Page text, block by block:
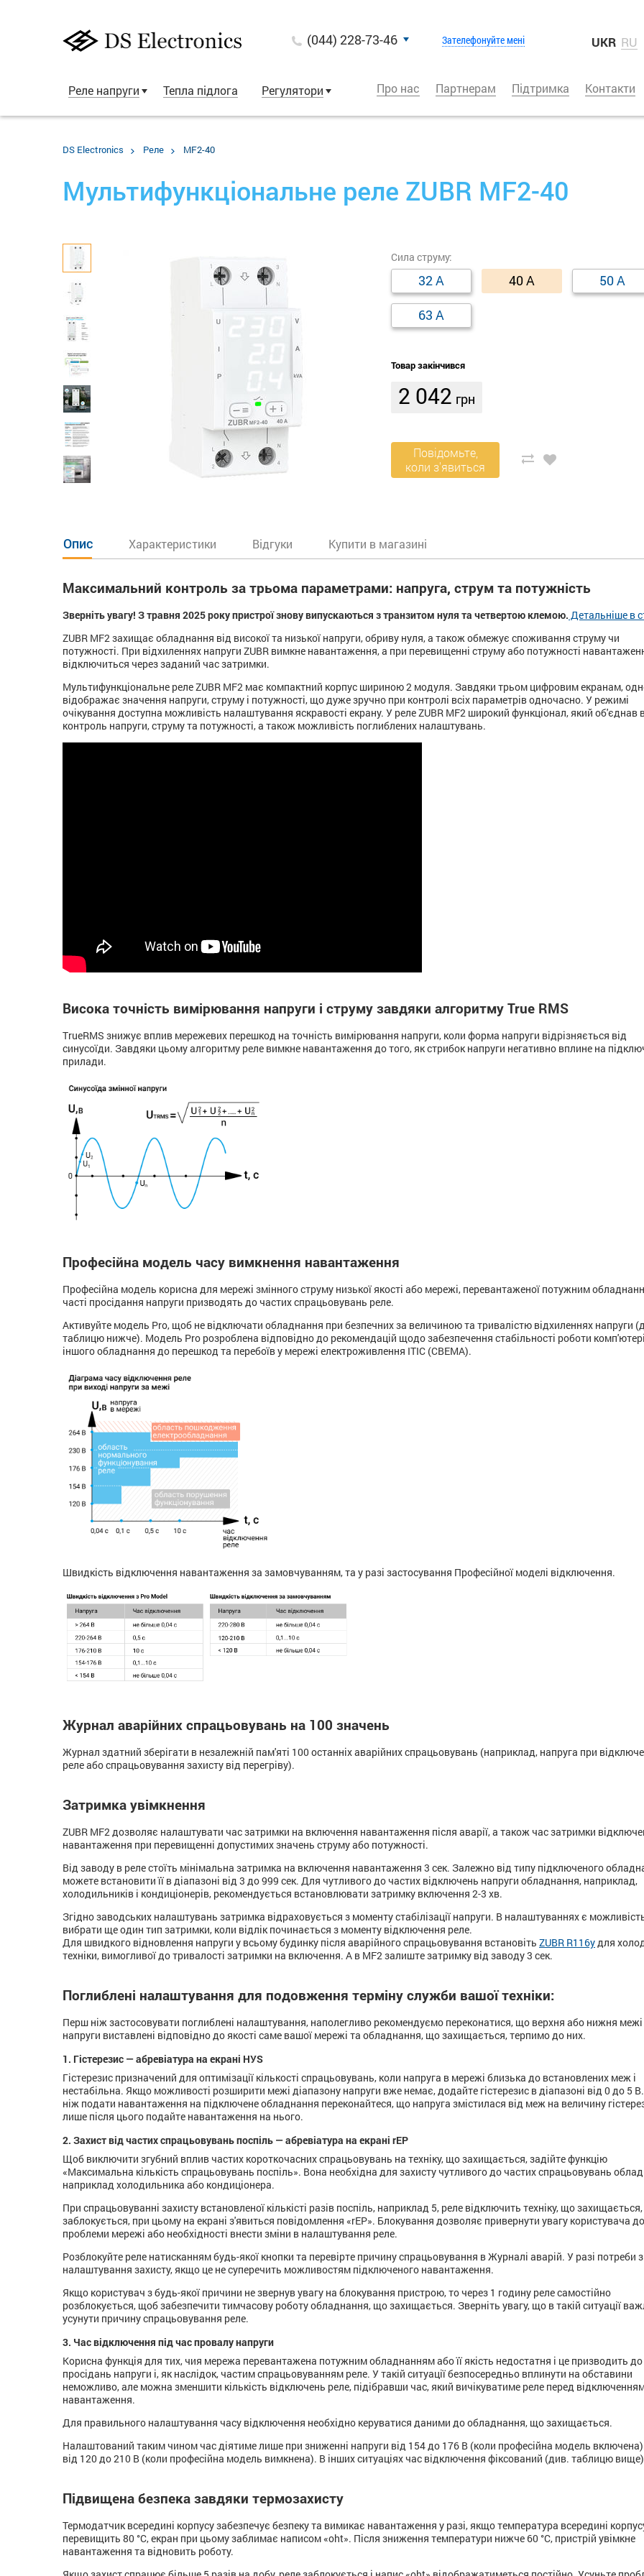
(044) 228-73-46 Зателефонуйте мені UKR RU
Реле напруги Тепла підлога Регулятори Про нас Партнерам Підтримка Контакти
DS Electronics Реле MF2-40
Мультифункціональне реле ZUBR MF2-40
Сила струму:
32 А 40 А
50 А
63 А
Товар закінчився
2 042 грн
Повідомьте,
коли з'явиться
Опис Характеристики Відгуки Купити в магазині
Максимальний контроль за трьома параметрами: напруга, струм та потужність
Зверніть увагу! З травня 2025 року пристрої знову випускаються з транзитом нуля та четвертою клемою. Детальніше в
ZUBR MF2 захищає обладнання від високої та низької напруги, обриву нуля, а також обмежує споживання струму чи
потужності. При відхиленнях напруги ZUBR вимкне навантаження, а при перевищенні струму або потужності
відключиться через заданий час затримки.
Мультифункціональне реле ZUBR MF2 має компактний корпус шириною 2 модуля. Завдяки трьом цифровим екранам,
відображає значення напруги, струму і потужності, що дуже зручно при контролі всіх параметрів одночасно. У режимі
очікування доступна можливість налаштування яскравості екрану. У реле ZUBR MF2 широкий функціонал, який об'єднав
контроль напруги, струму та потужності, а також можливість поглиблених налаштувань.
Висока точність вимірювання напруги і струму завдяки алгоритму True RMS
TrueRMS знижує вплив мережевих перешкод на точність вимірювання напруги, коли форма напруги відрізняється від
синусоїди. Завдяки цьому алгоритму реле вимкне навантаження до того, як стрибок напруги негативно вплине на
прилади.
Професійна модель часу вимкнення навантаження
Професійна модель корисна для мережі змінного струму низької якості або мережі, перевантаженої потужним
часті просідання напруги призводять до частих спрацьовувань реле.
Активуйте модель Pro, щоб не відключати обладнання при безпечних за величиною та тривалістю відхиленнях напруги
таблицю нижче). Модель Pro розроблена відповідно до рекомендацій щодо забезпечення стабільності роботи
іншого обладнання до перешкод та перебоїв у мережі електроживлення ITIC (CBEMA).
Швидкість відключення навантаження за замовчуванням, та у разі застосування Професійної моделі відключення.
Журнал аварійних спрацьовувань на 100 значень
Журнал здатний зберігати в незалежній пам'яті 100 останніх аварійних спрацьовувань (наприклад, напруга при
реле або спрацьовування захисту від перегріву).
Затримка увімкнення
ZUBR MF2 дозволяє налаштувати час затримки на включення навантаження після аварії, а також час затримки
навантаження при перевищенні допустимих значень струму або потужності.
Від заводу в реле стоїть мінімальна затримка на включення навантаження 3 сек. Залежно від типу підключеного
можете встановити її в діапазоні від 3 до 999 сек. Для чутливого до частих відключень напруги обладнання, наприклад,
холодильників і кондиціонерів, рекомендується встановлювати затримку включення 2-3 хв.
Згідно заводських налаштувань затримка відраховується з моменту стабілізації напруги. В налаштуваннях є
вибрати ще один тип затримки, коли відлік починається з моменту відключення реле.
Для швидкого відновлення напруги у всьому будинку після аварійного спрацьовування встановіть ZUBR R116yдля
техніки, вимогливої до тривалості затримки на включення. А в MF2 залиште затримку від заводу 3 сек.
Поглиблені налаштування для подовження терміну служби вашої техніки:
Перш ніж застосовувати поглиблені налаштування, наполегливо рекомендуємо переконатися, що верхня або нижня межі
напруги виставлені відповідно до якості саме вашої мережі та обладнання, що захищається, терпимо до них.
1. Гістерезис — абревіатура на екрані HУS
Гістерезис призначений для оптимізації кількості спрацьовувань, коли напруга в мережі близька до встановлених меж і
нестабільна. Якщо можливості розширити межі діапазону напруги вже немає, додайте гістерезис в діапазоні від 0 до 5
ніж подати навантаження на підключене обладнання переконайтеся, що напруга змістилася від меж на величину
лише після цього подайте навантаження на нього.
2. Захист від частих спрацьовувань поспіль — абревіатура на екрані rEP
Щоб виключити згубний вплив частих короткочасних спрацьовувань на техніку, що захищається, задійте функцію
«Максимальна кількість спрацьовувань поспіль». Вона необхідна для захисту чутливого до частих спрацьовувань
наприклад холодильника або кондиціонера.
При спрацьовуванні захисту встановленої кількісті разів поспіль, наприклад 5, реле відключить техніку, що
заблокується, при цьому на екрані з'явиться повідомлення «rEP». Блокування дозволяє привернути увагу користувача до
проблеми мережі або необхідності внести зміни в налаштування реле.
Розблокуйте реле натисканням будь-якої кнопки та перевірте причину спрацьовування в Журналі аварій. У разі потреби
налаштування захисту, якщо це не суперечить можливостям підключеного навантаження.
Якщо користувач з будь-якої причини не звернув увагу на блокування пристрою, то через 1 годину реле самостійно
розблокується, щоб забезпечити тимчасову роботу обладнання, що захищається. Зверніть увагу, що в такій ситуації
усунути причину спрацьовування реле.
3. Час відключення під час провалу напруги
Корисна функція для тих, чия мережа перевантажена потужним обладнанням або її якість недостатня і це призводить
просідань напруги і, як наслідок, частим спрацьовуванням реле. У такій ситуації безпосередньо вплинути на обставини
неможливо, але можна зменшити кількість відключень реле, підібравши час, який вичікуватиме реле перед
навантаження.
Для правильного налаштування часу відключення необхідно керуватися даними до обладнання, що захищається.
Налаштований таким чином час діятиме лише при зниженні напруги від 154 до 176 В (коли професійна модель
від 120 до 210 В (коли професійна модель вимкнена). В інших ситуаціях час відключення фіксований (див. таблицю
Підвищена безпека завдяки термозахисту
Термодатчик всередині корпусу забезпечує безпеку та вимикає навантаження у разі, якщо температура всередині
перевищить 80 °С, екран при цьому заблимає написом «oht». Після зниження температури нижче 60 °С, пристрій увімкне
навантаження та відновить роботу.